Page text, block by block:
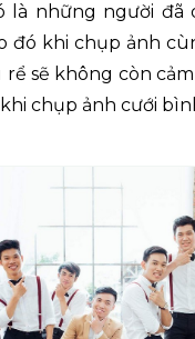
là những người đã
đó khi chụp ảnh
rể sẽ không còn
chụp ảnh cưới